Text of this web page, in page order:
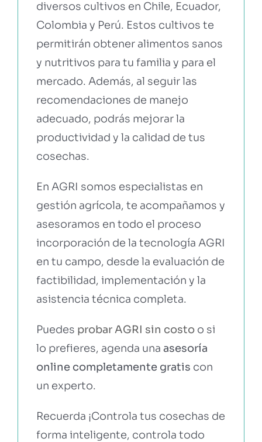
diversos cultivos en Chile, Ecuador,
Colombia y Perú. Estos cultivos te
permitirán obtener alimentos sanos
y nutritivos para tu familia y para el
mercado. Además, al seguir las
recomendaciones de manejo
adecuado, podrás mejorar la
productividad y la calidad de tus
cosechas.
En AGRI somos especialistas en
gestión agrícola, te acompañamos y
asesoramos en todo el proceso
incorporación de la tecnología AGRI
en tu campo, desde la evaluación de
factibilidad, implementación y la
asistencia técnica completa.
Puedes probar AGRI sin costoo si
lo prefieres, agenda una asesoría
online completamente gratis con
un experto.
Recuerda ¡Controla tus cosechas de
forma inteligente, controla todo